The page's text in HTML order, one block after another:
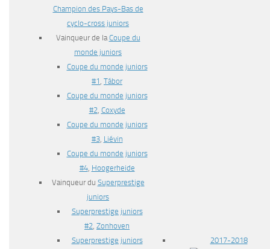
Champion des Pays-Bas de
cyclo-cross juniors
Vainqueur de laCoupe du
monde juniors
Coupe du monde juniors
#1 , Tábor
Coupe du monde juniors
#2, Coxyde
Coupe du monde juniors
#3, Liévin
Coupe du monde juniors
#4, Hoogerheide
Vainqueur du Superprestige
juniors
Superprestige juniors
#2, Zonhoven
Superprestige juniors
2017-2018